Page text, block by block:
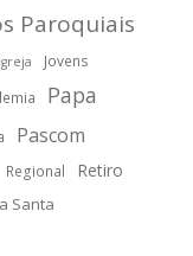
Paroquiais
Igreja Jovens
Papa
Pascom
Regional Retiro
Santa